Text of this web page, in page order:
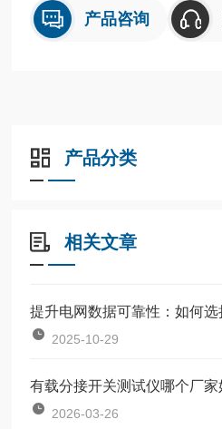
产品咨询
产品分类
相关文章
2025-10-29
2026-03-26